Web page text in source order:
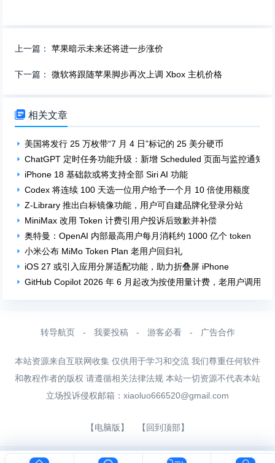
上一篇：苹果暗示未来还将进一步涨价
下一篇：微软将跟随苹果脚步再次上调 Xbox 主机价格
 相关文章
美国将发行 25 万枚带“7 月 4 日”标记的 25 美分硬币
ChatGPT 定时任务功能升级：新增 Scheduled 页面与监控通知
iPhone 18 基础款或将支持全部 Siri AI 功能
Codex 将连续 100 天选一位用户给予一个月 10 倍使用额度
Z-Library 推出白标镜像功能，用户可自建品牌化登录分站
MiniMax 改用 Token 计费引用户投诉后致歉并补偿
奥特曼：OpenAI 内部最高用户每月消耗约 1000 亿个 token
小米公布 MiMo Token Plan 老用户回归礼
iOS 27 或引入应用分屏适配功能，助力折叠屏 iPhone
GitHub Copilot 2026 年 6 月起改为按使用量计费，老用户调用
转导航页 - 我要投稿 - 游客必看 - 广告合作
本站资源来自互联网收集 仅供用于学习和交流 我们尊重任何软件
和教程作者的版权 请遵循相关法律法规 本站一切资源不代表本站
立场投诉侵权邮箱： xiaoluo666520@gmail.com
【电脑版】 【回到顶部】